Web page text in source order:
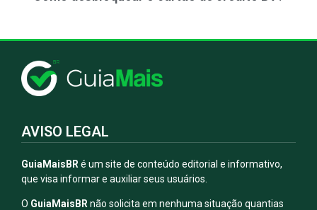
AVISO LEGAL
GuiaMaisBR é um site de conteúdo editorial e informativo,
que visa informar e auxiliar seus usuários.
O GuiaMaisBR não solicita em nenhuma situação quantias